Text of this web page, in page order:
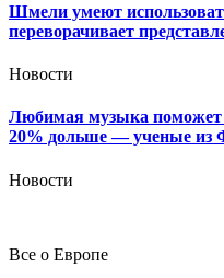
Шмели умеют
переворачивает
Новости
Любимая музыка поможет
20% дольше — ученые из
Новости
Все о Европе